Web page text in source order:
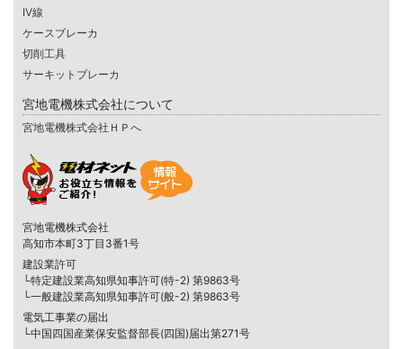
IV線
ケースブレーカ
切削工具
サーキットブレーカ
宮地電機株式会社について
宮地電機株式会社ＨＰへ
宮地電機株式会社
高知市本町3丁目3番1号
建設業許可
└特定建設業高知県知事許可(特-2) 第9863号
└一般建設業高知県知事許可(般-2) 第9863号
電気工事業の届出
└中国四国産業保安監督部長(四国)届出第271号